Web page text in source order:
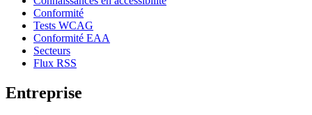
Conformité
Tests WCAG
Conformité EAA
Secteurs
Flux RSS
Entreprise